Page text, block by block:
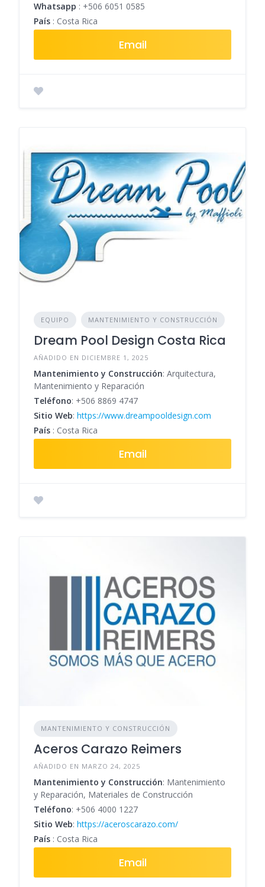
Whatsapp : +506 6051 0585
País : Costa Rica
Email
EQUIPO MANTENIMIENTO Y CONSTRUCCIÓN
Dream Pool Design Costa Rica
AÑADIDO EN DICIEMBRE 1, 2025
Mantenimiento y Construcción: Arquitectura,
Mantenimiento y Reparación
Teléfono: +506 8869 4747
Sitio Web: https://www.dreampooldesign.com
País : Costa Rica
Email
MANTENIMIENTO Y CONSTRUCCIÓN
Aceros Carazo Reimers
AÑADIDO EN MARZO 24, 2025
Mantenimiento y Construcción: Mantenimiento
y Reparación, Materiales de Construcción
Teléfono: +506 4000 1227
Sitio Web: https://aceroscarazo.com/
País : Costa Rica
Email